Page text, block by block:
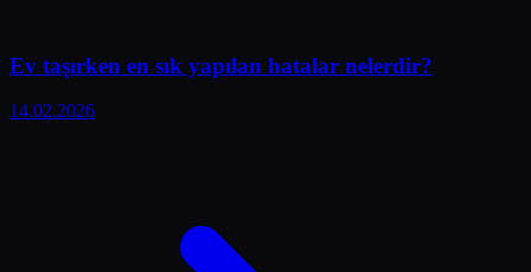
Ev taşırken en sık yapılan hatalar nelerdir?
14.02.2026